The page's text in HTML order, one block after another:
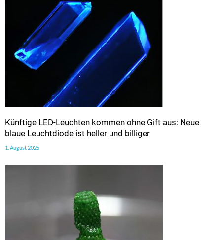
Künftige LED-Leuchten kommen ohne Gift aus: Neue
blaue Leuchtdiode ist heller und billiger
1. August 2025